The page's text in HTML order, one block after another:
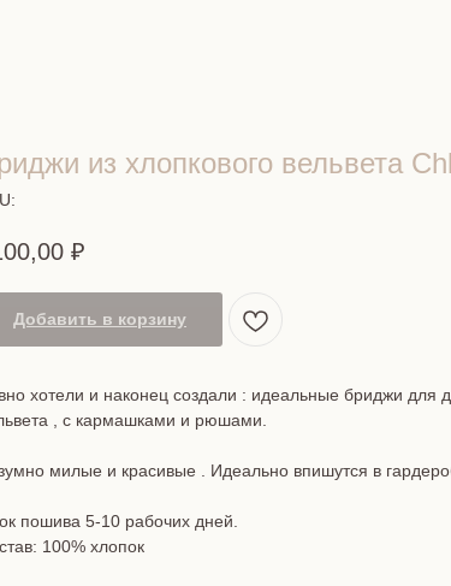
из хлопкового вельвета
₽
Добавить в корзину
хотели и наконец создали : идеальные бриджи для
, с кармашками и рюшами.
милые и красивые . Идеально впишутся в
пошива 5-10 рабочих дней.
100% хлопок